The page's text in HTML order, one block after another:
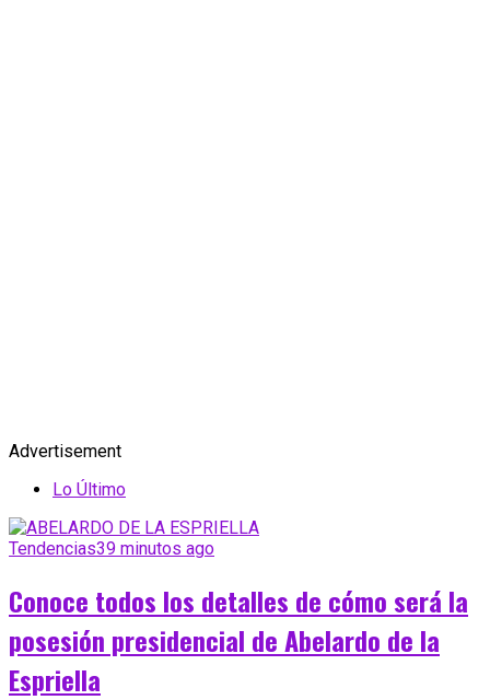
Advertisement
Lo Último
Tendencias39 minutos ago
Conoce todos los detalles de cómo será la
posesión presidencial de Abelardo de la
Espriella